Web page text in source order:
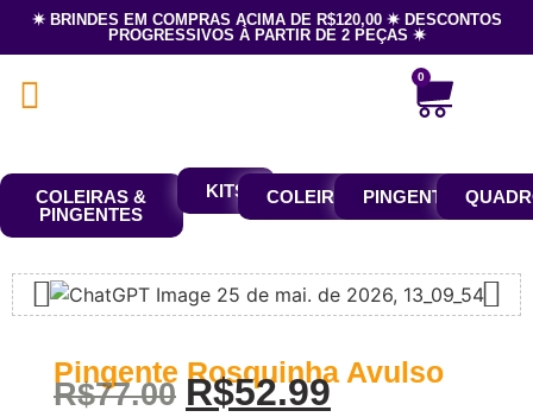
✷ BRINDES EM COMPRAS ACIMA DE R$120,00 ✷ DESCONTOS
PROGRESSIVOS À PARTIR DE 2 PEÇAS ✷
0
COLEIRAS &
PINGENTES
KITS COLEIRAS PINGENTES
Pingente Rosquinha Avulso
R$77.00 R$52.99